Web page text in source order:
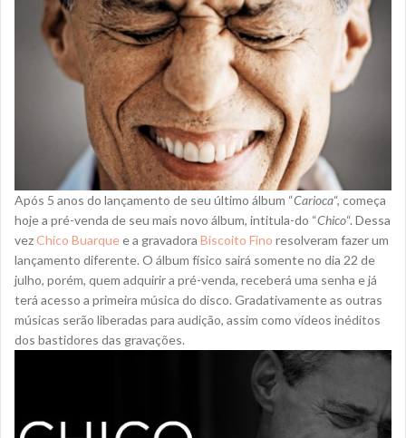
Após 5 anos do lançamento de seu último álbum “Carioca“, começa
hoje a pré-venda de seu mais novo álbum, intitula-do “Chico“. Dessa
vezChico Buarquee a gravadora Biscoito Fino resolveram fazer um
lançamento diferente. O álbum físico sairá somente no dia 22 de
julho, porém, quem adquirir a pré-venda, receberá uma senha e já
terá acesso a primeira música do disco. Gradativamente as outras
músicas serão liberadas para audição, assim como vídeos inéditos
dos bastidores das gravações.